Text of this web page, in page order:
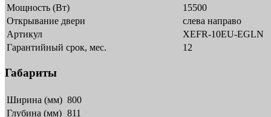
Мощность (Вт)
15500
Открывание двери
слева направо
Артикул
XEFR-10EU-EGLN
Гарантийный срок, мес.
12
Габариты
Ширина (мм) 800
Глубина (мм) 811